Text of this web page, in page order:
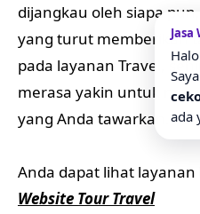
dijangkau oleh siapa
yang turut memberikan
pada layanan Travel,
merasa yakin untuk
yang Anda tawarkan.
Anda dapat lihat layanan
Website Tour Travel
Saya
ada